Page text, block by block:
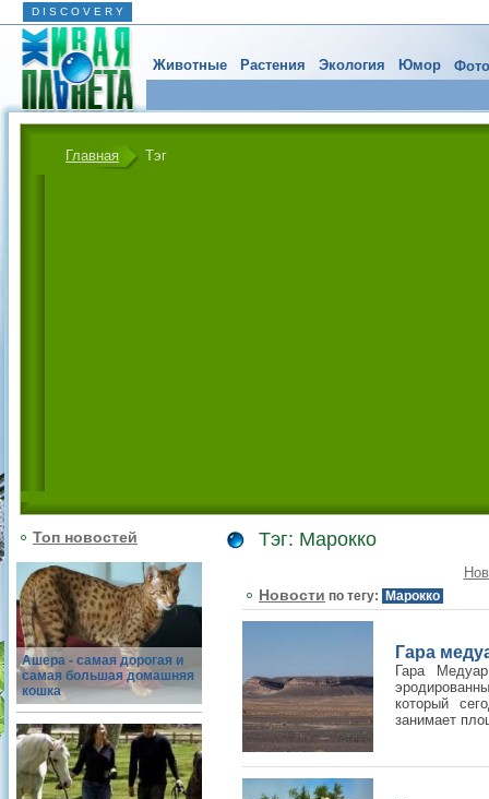
D I S C O V E R Y
Животные Растения Экология Юмор
Главная Тэг
Топ новостей
Ашера - самая дорогая и
самая большая домашняя
кошка
Тэг: Марокко
Новости по тегу: Марокко
Гара
Гара
который
занимает